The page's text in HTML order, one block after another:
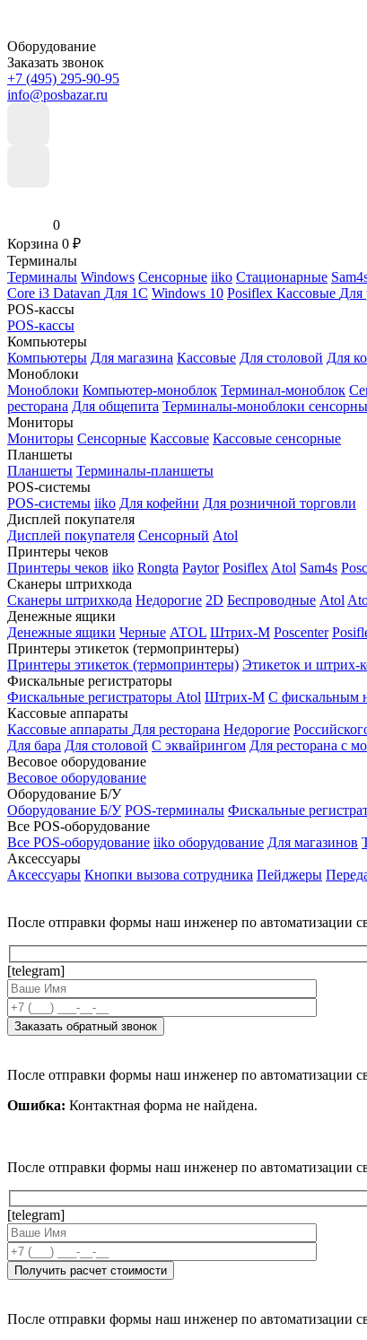
Оборудование
Заказать звонок
+7 (495) 295-90-95
info@posbazar.ru
0
Корзина 0 ₽
Терминалы
Терминалы Windows Сенсорные iiko Стационарные
Core i3 Datavan Для 1С Windows 10 Posiflex Кассовые Для
POS-кассы
POS-кассы
Компьютеры
Компьютеры Для магазина Кассовые Для столовой Для
Моноблоки
Моноблоки Компьютер-моноблок Терминал-моноблок
ресторана Для общепита Терминалы-моноблоки
Мониторы
Мониторы Сенсорные Кассовые Кассовые сенсорные
Планшеты
Планшеты Терминалы-планшеты
POS-системы
POS-системы iiko Для кофейни Для розничной торговли
Дисплей покупателя
Дисплей покупателя Сенсорный Atol
Принтеры чеков
Принтеры чеков iiko Rongta Paytor Posiflex Atol Sam4s
Сканеры штрихкода
Сканеры штрихкода Недорогие 2D Беспроводные Atol
Денежные ящики
Денежные ящики Черные ATOL Штрих-М Poscenter
Принтеры этикеток (термопринтеры)
Принтеры этикеток (термопринтеры) Этикеток и штрих-
Фискальные регистраторы
Фискальные регистраторы Atol Штрих-М С фискальным
Кассовые аппараты
Кассовые аппараты Для ресторана Недорогие
Для бара Для столовой С эквайрингом Для ресторана с
Весовое оборудование
Весовое оборудование
Оборудование Б/У
Оборудование Б/У POS-терминалы Фискальные
Все POS-оборудование
Все POS-оборудование iiko оборудование Для магазинов
Аксессуары
Аксессуары Кнопки вызова сотрудника Пейджеры
После отправки формы наш инженер по автоматизации
[telegram]
После отправки формы наш инженер по автоматизации
Ошибка: Контактная форма не найдена.
После отправки формы наш инженер по автоматизации
[telegram]
После отправки формы наш инженер по автоматизации